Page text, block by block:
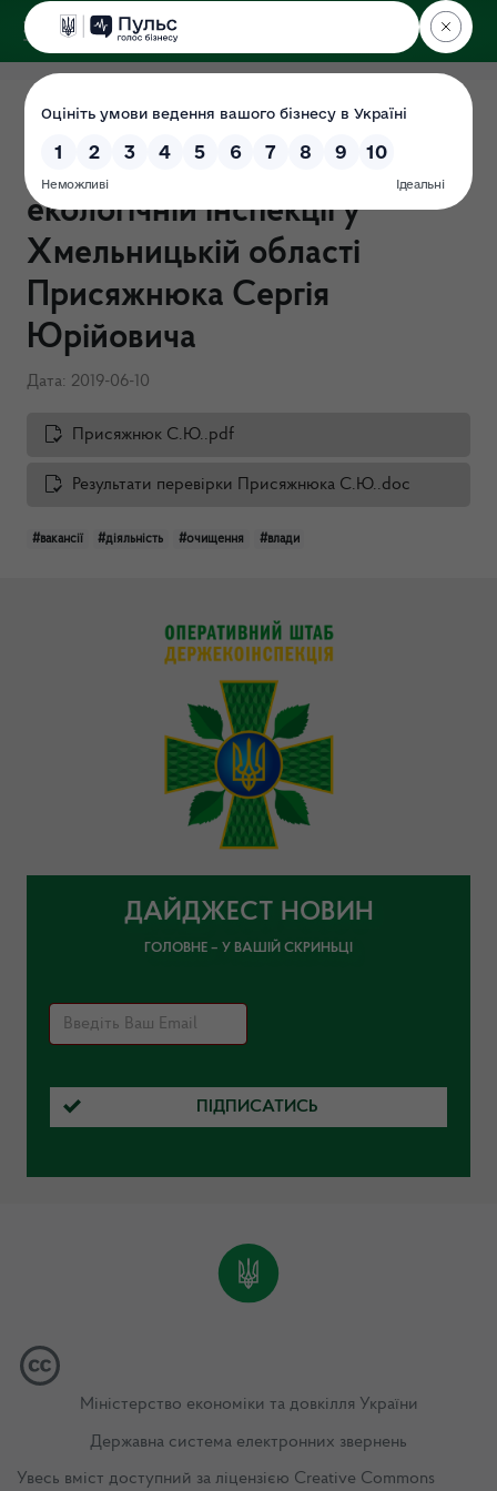
ДЕРЖЕКОІНСПЕКЦІЯ
у Хмельницькій області
Перевірка "Про очищення
влади" в Державній
екологічній інспекції у
Хмельницькій області
Присяжнюка Сергія
Юрійовича
Дата: 2019-06-10
Присяжнюк С.Ю..pdf
Результати перевірки Присяжнюка С.Ю..doc
#вакансії #діяльність #очищення #влади
ДАЙДЖЕСТ НОВИН
ГОЛОВНЕ – У ВАШІЙ СКРИНЬЦІ
ПІДПИСАТИСЬ
Міністерство економіки та довкілля України
Державна система електронних звернень
Увесь вміст доступний за ліцензією Creative Commons